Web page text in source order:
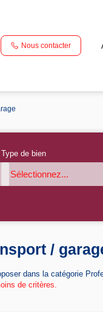
Nous contacter
Type de bien
Sélectionnez...
/
dans la catégorie
de critères.